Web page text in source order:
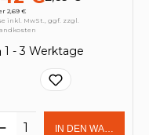
2,69 €
inkl. MwSt., ggf. zzgl.
1 - 3 Werktage
Anzahl:
IN DEN